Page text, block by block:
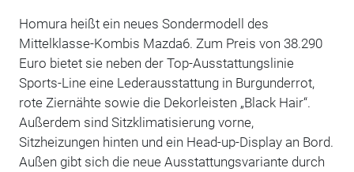
Homura heißt ein neues Sondermodell des
Mittelklasse-Kombis Mazda6. Zum Preis von 38.290
Euro bietet sie neben der Top-Ausstattungslinie
Sports-Line eine Lederausstattung in Burgunderrot,
rote Ziernähte sowie die Dekorleisten „Black Hair“.
Außerdem sind Sitzklimatisierung vorne,
Sitzheizungen hinten und ein Head-up-Display an Bord.
Außen gibt sich die neue Ausstattungsvariante durch